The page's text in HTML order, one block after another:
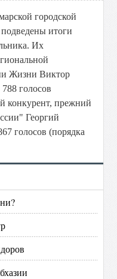
городской
итоги
Их
Жизни Виктор
голосов
конкурент, прежний
Георгий
голосов (порядка